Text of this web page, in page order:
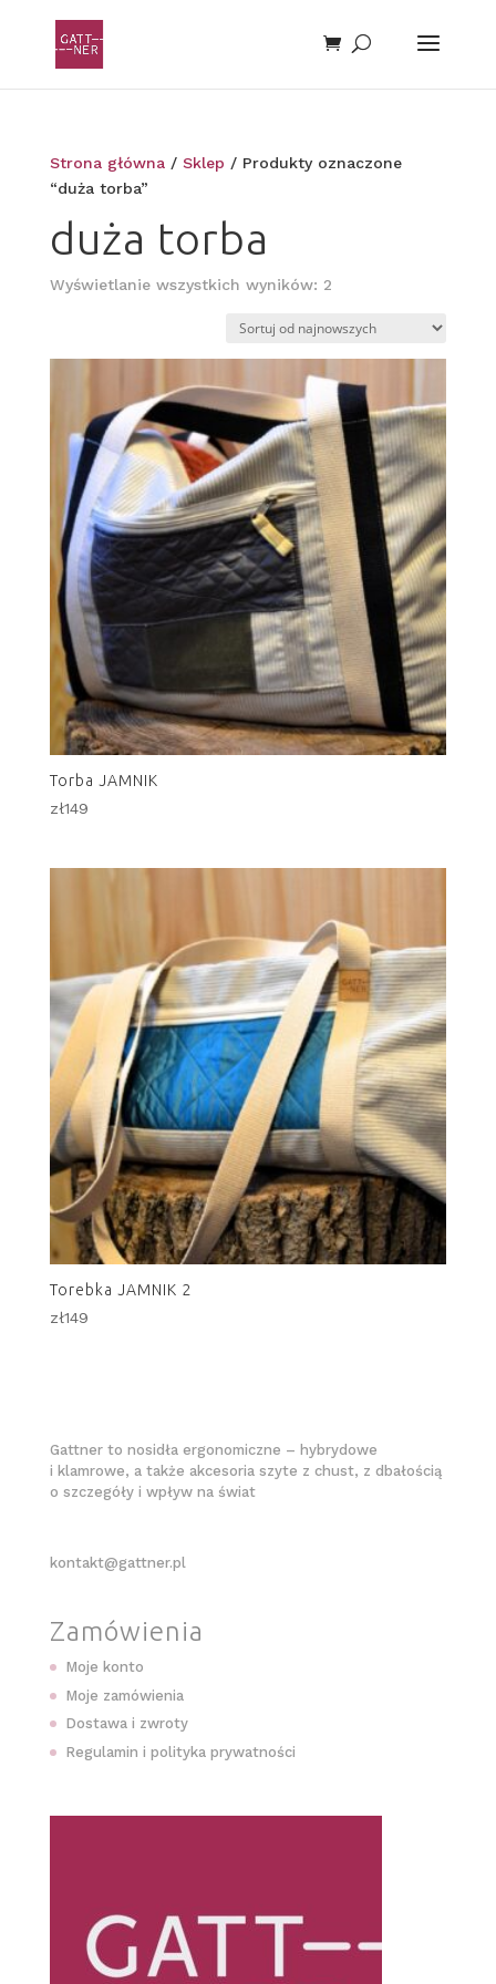
Strona główna/ Sklep / Produkty oznaczone
“duża torba”
duża torba
Wyświetlanie wszystkich wyników: 2Posortowane
najnowszych
Torba JAMNIK
zł149
Torebka JAMNIK 2
zł149
Gattner to nosidła ergonomiczne – hybrydowe
i klamrowe, a także akcesoria szyte z chust, z dbałością
o szczegóły i wpływ na świat
kontakt@gattner.pl
Zamówienia
Moje konto
Moje zamówienia
Dostawa i zwroty
Regulamin i polityka prywatności